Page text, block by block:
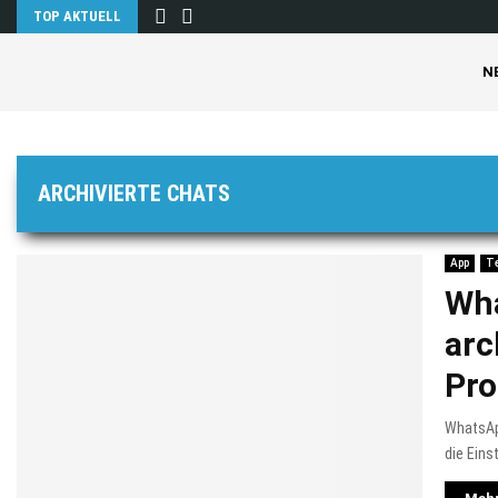
TOP AKTUELL
ARCHIVIERTE CHATS
App
die